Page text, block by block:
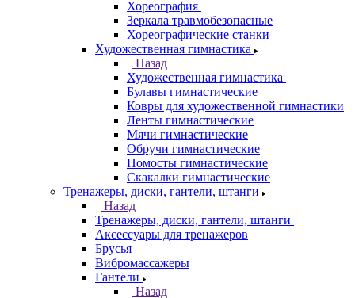
Хореография
Зеркала травмобезопасные
Хореографические станки
Художественная гимнастика
Назад
Художественная гимнастика
Булавы гимнастические
Ковры для художественной гимнастики
Ленты гимнастические
Мячи гимнастические
Обручи гимнастические
Помосты гимнастические
Скакалки гимнастические
Тренажеры, диски, гантели, штанги
Назад
Тренажеры, диски, гантели, штанги
Аксессуары для тренажеров
Брусья
Вибромассажеры
Гантели
Назад